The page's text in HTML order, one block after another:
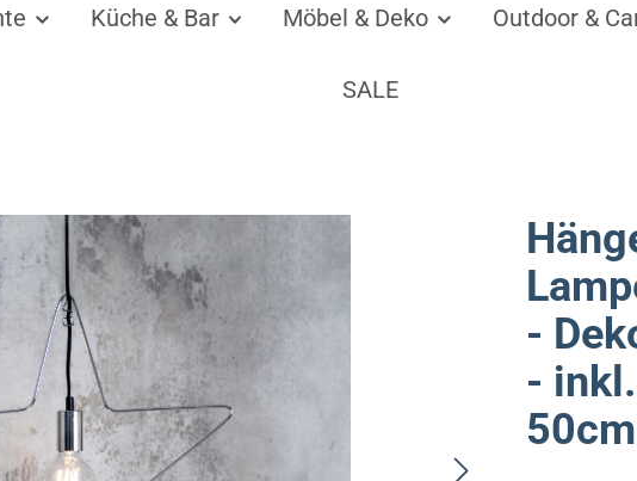
Küche & Bar Möbel & Deko Outdoor &
SALE
-
-